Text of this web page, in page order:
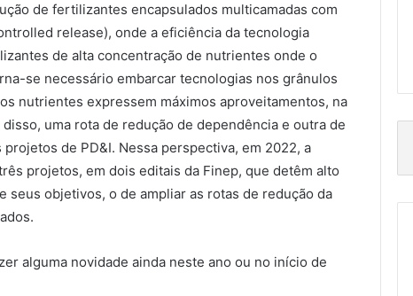
de fertilizantes encapsulados multicamadas com
release), onde a eficiência da tecnologia
de alta concentração de nutrientes onde o
se necessário embarcar tecnologias nos grânulos
nutrientes expressem máximos aproveitamentos, na
uma rota de redução de dependência e outra de
de PD&I. Nessa perspectiva, em 2022, a
projetos, em dois editais da Finep, que detêm alto
seus objetivos, o de ampliar as rotas de redução da
alguma novidade ainda neste ano ou no início de